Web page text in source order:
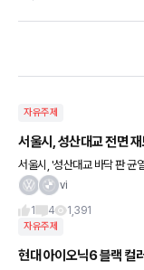
자유주제
서울시, 성산대교 전면
서울시, '성산대교 바닥 판 균
입장 다음 주 TF 조사 보고서
vi
1
4 1,391
자유주제
현대 아이오닉6 블랙 컬